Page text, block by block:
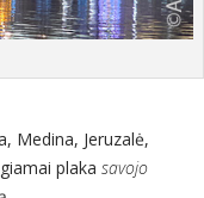
Medina, Jeruzalė,
plaka savojo